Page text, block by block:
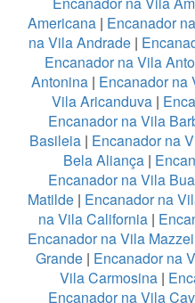
Americana | Encanador
na Vila Andrade|
Encanador na Vila
Antonina| Encanador na
Vila Aricanduva |
Encanador na Vila
Basileia| Encanador na
Bela Aliança|
Encanador na Vila
Matilde | Encanador na
na Vila California |
Encanador na Vila Mazzei
Grande| Encanador na
Vila Carmosina|
Encanador na Vila